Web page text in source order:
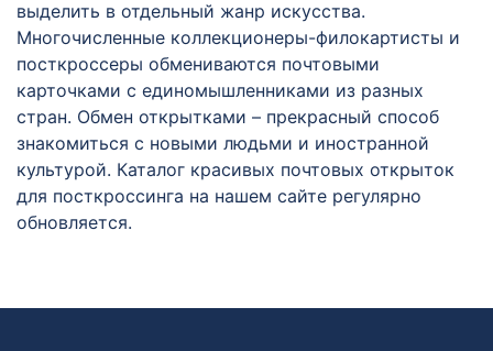
выделить в отдельный жанр искусства.
Многочисленные коллекционеры-филокартисты и
посткроссеры обмениваются почтовыми
карточками с единомышленниками из разных
стран. Обмен открытками – прекрасный способ
знакомиться с новыми людьми и иностранной
культурой. Каталог красивых почтовых открыток
для посткроссинга на нашем сайте регулярно
обновляется.